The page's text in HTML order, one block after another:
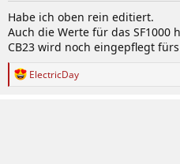
Habe ich oben rein editiert.
Auch die Werte für das SF1000
CB23 wird noch eingepflegt fürs
R
ElectricDay